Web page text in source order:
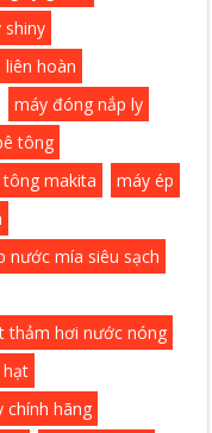
shiny
liên hoàn
máy đóng nắp ly
tông
makita
máy ép
nước mía siêu sạch
thảm hơi nước nóng
hạt
chính hãng